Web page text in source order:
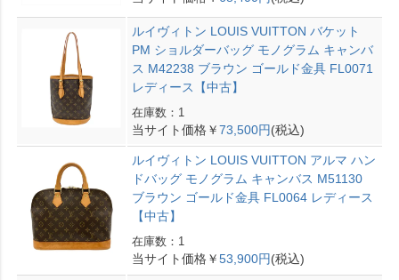
ルイヴィトン LOUIS VUITTON バケット
PM ショルダーバッグ モノグラム キャンバ
ス M42238 ブラウン ゴールド金具 FL0071
レディース【中古】
在庫数：1
当サイト価格￥73,500円(税込)
ルイヴィトン LOUIS VUITTON アルマ ハン
ドバッグ モノグラム キャンバス M51130
ブラウン ゴールド金具 FL0064 レディース
【中古】
在庫数：1
当サイト価格￥53,900円(税込)